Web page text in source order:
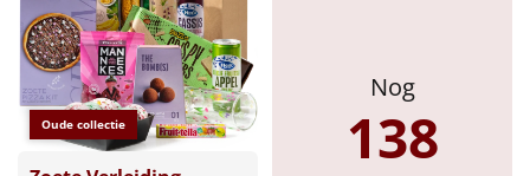
Sinterklaaspakketten
Particulier
Kerstgeschenken 2026
Oude collectie
Nog
138